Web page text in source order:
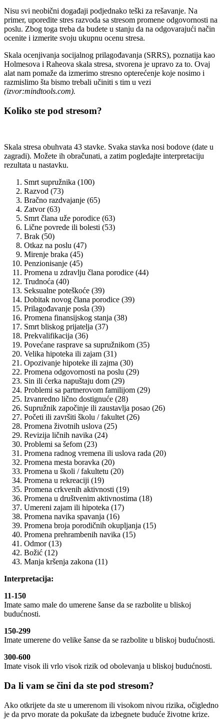
Nisu svi neobični događaji podjednako teški za rešavanje. Na
primer, uporedite stres razvoda sa stresom promene odgovornosti na
poslu. Zbog toga treba da budete u stanju da na odgovarajući način
ocenite i izmerite svoju ukupnu ocenu stresa.
Skala ocenjivanja socijalnog prilagođavanja (SRRS), poznatija kao
Holmesova i Raheova skala stresa, stvorena je upravo za to. Ovaj
alat nam pomaže da izmerimo stresno opterećenje koje nosimo i
razmislimo šta bismo trebali učiniti s tim u vezi
(izvor:mindtools.com).
Koliko ste pod stresom?
Skala stresa obuhvata 43 stavke. Svaka stavka nosi bodove (date u
zagradi). Možete ih obračunati, a zatim pogledajte interpretaciju
rezultata u nastavku.
Smrt supružnika (100)
Razvod (73)
Bračno razdvajanje (65)
Zatvor (63)
Smrt člana uže porodice (63)
Lične povrede ili bolesti (53)
Brak (50)
Otkaz na poslu (47)
Mirenje braka (45)
Penzionisanje (45)
Promena u zdravlju člana porodice (44)
Trudnoća (40)
Seksualne poteškoće (39)
Dobitak novog člana porodice (39)
Prilagođavanje posla (39)
Promena finansijskog stanja (38)
Smrt bliskog prijatelja (37)
Prekvalifikacija (36)
Povećane rasprave sa supružnikom (35)
Velika hipoteka ili zajam (31)
Opozivanje hipoteke ili zajma (30)
Promena odgovornosti na poslu (29)
Sin ili ćerka napuštaju dom (29)
Problemi sa partnerovom familijom (29)
Izvanredno lično dostignuće (28)
Supružnik započinje ili zaustavlja posao (26)
Početi ili završiti školu / fakultet (26)
Promena životnih uslova (25)
Revizija ličnih navika (24)
Problemi sa šefom (23)
Promena radnog vremena ili uslova rada (20)
Promena mesta boravka (20)
Promena u školi / fakultetu (20)
Promena u rekreaciji (19)
Promena crkvenih aktivnosti (19)
Promena u društvenim aktivnostima (18)
Umereni zajam ili hipoteka (17)
Promena navika spavanja (16)
Promena broja porodičnih okupljanja (15)
Promena prehrambenih navika (15)
Odmor (13)
Božić (12)
Manja kršenja zakona (11)
Interpretacija:
11-150
Imate samo male do umerene šanse da se razbolite u bliskoj
budućnosti.
150-299
Imate umerene do velike šanse da se razbolite u bliskoj budućnosti.
300-600
Imate visok ili vrlo visok rizik od obolevanja u bliskoj budućnosti.
Da li vam se čini da ste pod stresom?
Ako otkrijete da ste u umerenom ili visokom nivou rizika, očigledno
je da prvo morate da pokušate da izbegnete buduće životne krize.